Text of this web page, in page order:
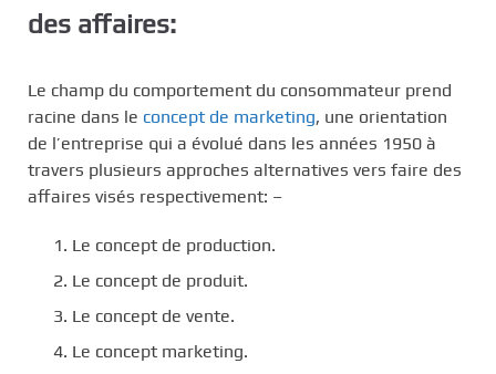
des affaires:
Le champ du comportement du consommateur prend
racine dans le concept de marketing, une orientation
de l’entreprise qui a évolué dans les années 1950 à
travers plusieurs approches alternatives vers faire des
affaires visés respectivement: –
Le concept de production.
Le concept de produit.
Le concept de vente.
Le concept marketing.